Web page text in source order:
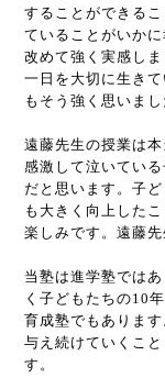
することができる
ていることがいか
改めて強く実感し
一日を大切に生き
もそう強く思いまし
遠藤先生の授業は
感激して泣いてい
だと思います。子
も大きく向上した
楽しみです。遠藤
当塾は進学塾では
く子どもたちの10
育成塾でもありま
与え続けていくこ
す。